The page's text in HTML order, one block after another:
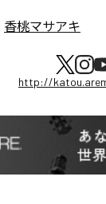
香桃マサアキ
http://